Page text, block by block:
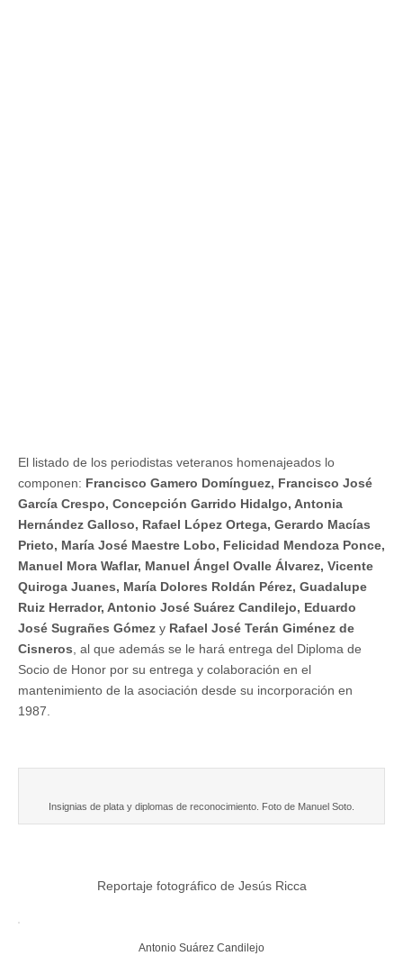
El listado de los periodistas veteranos homenajeados lo
componen: Francisco Gamero Domínguez, Francisco José
García Crespo, Concepción Garrido Hidalgo, Antonia
Hernández Galloso, Rafael López Ortega, Gerardo Macías
Prieto, María José Maestre Lobo, Felicidad Mendoza Ponce,
Manuel Mora Waflar, Manuel Ángel Ovalle Álvarez, Vicente
Quiroga Juanes, María Dolores Roldán Pérez, Guadalupe
Ruiz Herrador, Antonio José Suárez Candilejo, Eduardo
José Sugrañes Gómez y Rafael José Terán Giménez de
Cisneros, al que además se le hará entrega del Diploma de
Socio de Honor por su entrega y colaboración en el
mantenimiento de la asociación desde su incorporación en
1987.
Insignias de plata y diplomas de reconocimiento. Foto de Manuel Soto.
Reportaje fotográfico de Jesús Ricca
Antonio Suárez Candilejo